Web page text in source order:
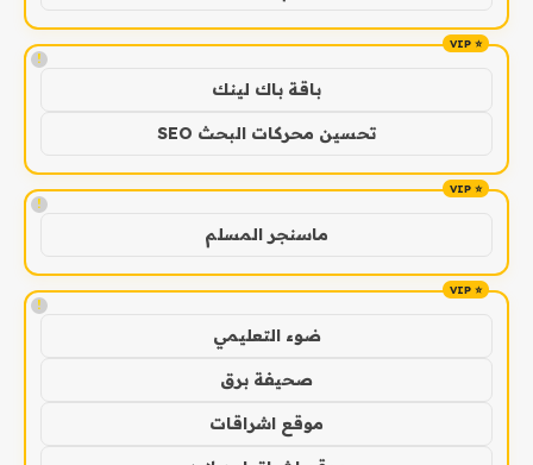
!
باقة باك لينك
تحسين محركات البحث SEO
!
ماسنجر المسلم
!
ضوء التعليمي
صحيفة برق
موقع اشراقات